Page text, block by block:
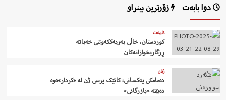
دوا بابەت زۆرترین بینراو
تایبەت
کوردستان، خاڵی بەریەککەوتنی خەباتە
ڕزگاریخوازانەکان
ژنان
دەمامکی یەکسانی: کاتێک پرسی ژن لە «کردار»ەوە
دەبێتە «بازرگانی»